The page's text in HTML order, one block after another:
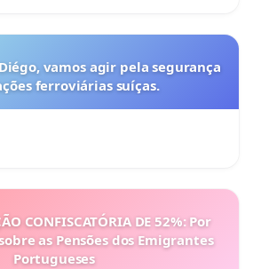
vamos agir pela segurança
ferroviárias suíças.
CONFISCATÓRIA DE 52%: Por
as Pensões dos Emigrantes
Portugueses